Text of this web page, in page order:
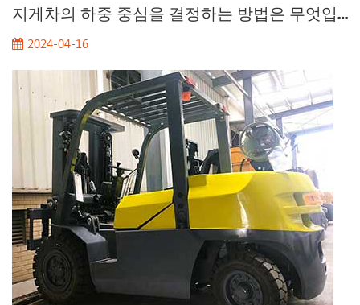
과제입니다. Â 전기 지게차 차량 관리는 간단한 작업이 아니며
을 채택해야합니다. 자동화 및 산업용 사물 인터넷 (IIOT) 솔루션
이 발전함에 따라 생태계 관리가 점점 복잡해 지면서이 상황에
따라 회사는 현명하게 선택하고 비즈니스 요구에 더 적합한 차
량 관리 솔루션을 결정해야합니다. 지게차...
지게차의 하중 중심을 결정하는 방법은 무엇입니까?
2024-04-16